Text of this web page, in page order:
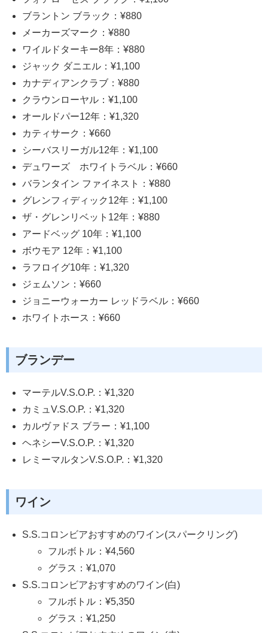
ブラントン ブラック：¥880
メーカーズマーク：¥880
ワイルドターキー8年：¥880
ジャック ダニエル：¥1,100
カナディアンクラブ：¥880
クラウンローヤル：¥1,100
オールドパー12年：¥1,320
カティサーク：¥660
シーバスリーガル12年：¥1,100
デュワーズ ホワイトラベル：¥660
バランタイン ファイネスト：¥880
グレンフィディック12年：¥1,100
ザ・グレンリベット12年：¥880
アードベッグ 10年：¥1,100
ボウモア 12年：¥1,100
ラフロイグ10年：¥1,320
ジェムソン：¥660
ジョニーウォーカー レッドラベル：¥660
ホワイトホース：¥660
ブランデー
マーテルV.S.O.P.：¥1,320
カミュV.S.O.P.：¥1,320
カルヴァドス ブラー：¥1,100
ヘネシーV.S.O.P.：¥1,320
レミーマルタンV.S.O.P.：¥1,320
ワイン
S.S.コロンビアおすすめのワイン(スパークリング)
フルボトル：¥4,560
グラス：¥1,070
S.S.コロンビアおすすめのワイン(白)
フルボトル：¥5,350
グラス：¥1,250